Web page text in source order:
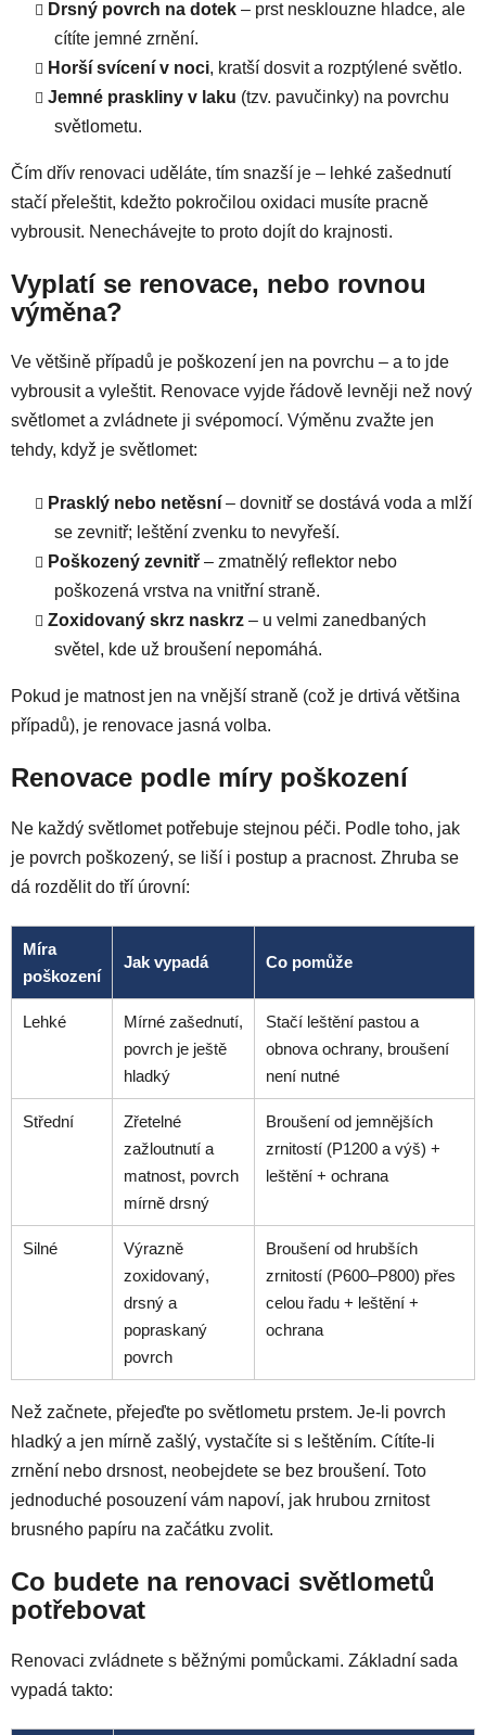
Drsný povrch na dotek – prst nesklouzne hladce, ale
cítíte jemné zrnění.
Horší svícení v noci, kratší dosvit a rozptýlené světlo.
Jemné praskliny v laku (tzv. pavučinky) na povrchu
světlometu.
Čím dřív renovaci uděláte, tím snazší je – lehké zašednutí
stačí přeleštit, kdežto pokročilou oxidaci musíte pracně
vybrousit. Nenechávejte to proto dojít do krajnosti.
Vyplatí se renovace, nebo rovnou
výměna?
Ve většině případů je poškození jen na povrchu – a to jde
vybrousit a vyleštit. Renovace vyjde řádově levněji než nový
světlomet a zvládnete ji svépomocí. Výměnu zvažte jen
tehdy, když je světlomet:
Prasklý nebo netěsní – dovnitř se dostává voda a mlží
se zevnitř; leštění zvenku to nevyřeší.
Poškozený zevnitř – zmatnělý reflektor nebo
poškozená vrstva na vnitřní straně.
Zoxidovaný skrz naskrz – u velmi zanedbaných
světel, kde už broušení nepomáhá.
Pokud je matnost jen na vnější straně (což je drtivá většina
případů), je renovace jasná volba.
Renovace podle míry poškození
Ne každý světlomet potřebuje stejnou péči. Podle toho, jak
je povrch poškozený, se liší i postup a pracnost. Zhruba se
dá rozdělit do tří úrovní:
Míra
poškození
Jak vypadá Co pomůže
Lehké
Mírné zašednutí,
povrch je ještě
hladký
Stačí leštění pastou a
obnova ochrany, broušení
není nutné
Střední
Zřetelné
zažloutnutí a
matnost, povrch
mírně drsný
Broušení od jemnějších
zrnitostí (P1200 a výš) +
leštění + ochrana
Silné
Výrazně
zoxidovaný,
drsný a
popraskaný
povrch
Broušení od hrubších
zrnitostí (P600–P800) přes
celou řadu + leštění +
ochrana
Než začnete, přejeďte po světlometu prstem. Je-li povrch
hladký a jen mírně zašlý, vystačíte si s leštěním. Cítíte-li
zrnění nebo drsnost, neobejdete se bez broušení. Toto
jednoduché posouzení vám napoví, jak hrubou zrnitost
brusného papíru na začátku zvolit.
Co budete na renovaci světlometů
potřebovat
Renovaci zvládnete s běžnými pomůckami. Základní sada
vypadá takto: